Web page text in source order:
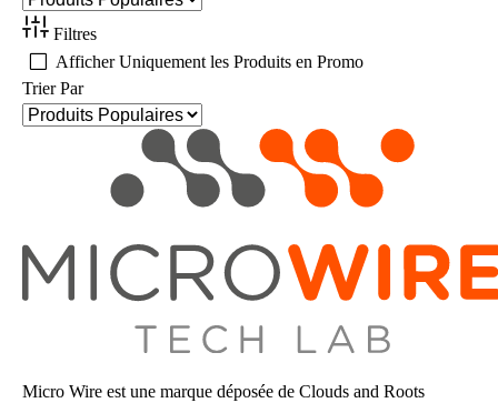
Filtres
Afficher Uniquement les Produits en Promo
Trier Par
Micro Wire est une marque déposée de Clouds and Roots